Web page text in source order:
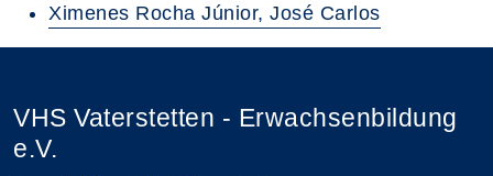
Ximenes Rocha Júnior, José Carlos
VHS Vaterstetten - Erwachsenbildung
e.V.